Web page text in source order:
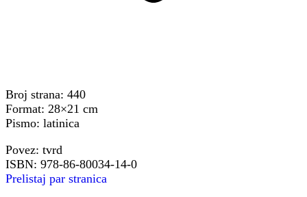
Broj strana: 440
Format: 28×21 cm
Pismo: latinica
Povez: tvrd
ISBN: 978-86-80034-14-0
Prelistaj par stranica